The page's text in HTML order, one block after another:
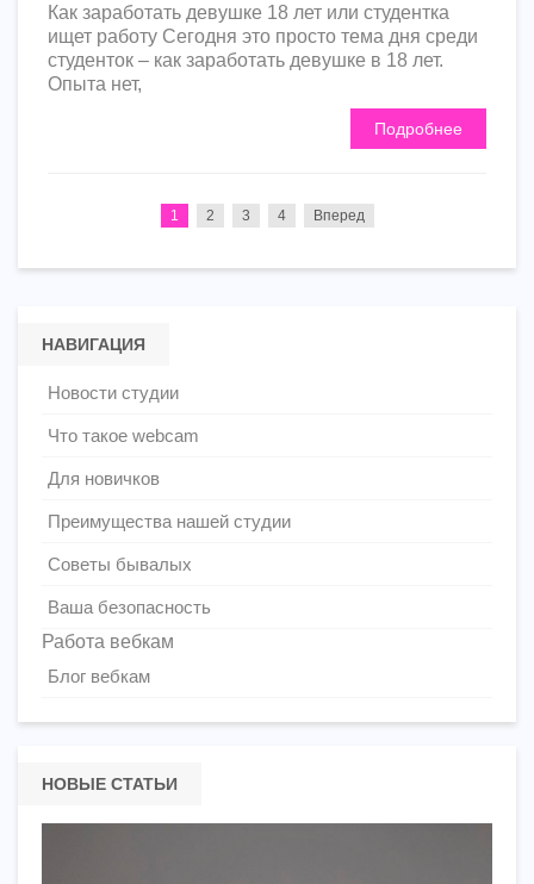
Как заработать девушке 18 лет или студентка
ищет работу Сегодня это просто тема дня среди
студенток – как заработать девушке в 18 лет.
Опыта нет,
Подробнее
1 2 3 4 Вперед
НАВИГАЦИЯ
Новости студии
Что такое webcam
Для новичков
Преимущества нашей студии
Советы бывалых
Ваша безопасность
Работа вебкам
Блог вебкам
НОВЫЕ СТАТЬИ